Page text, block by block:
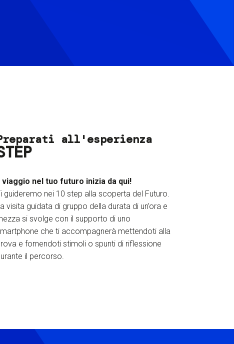
all'esperienza
viaggio nel tuo futuro inizia da qui!
guideremo nei 10 step alla scoperta del Futuro.
visita guidata di gruppo della durata di un’ora e
si svolge con il supporto di uno
che ti accompagnerà mettendoti alla
e fornendoti stimoli o spunti di riflessione
il percorso.